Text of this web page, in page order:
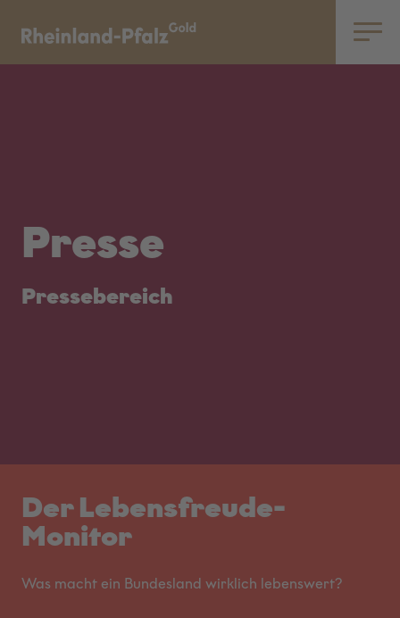
Presse
Pressebereich
Der Lebensfreude-
Monitor
Was macht ein Bundesland wirklich lebenswert?